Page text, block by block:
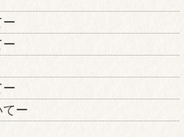
ー
ー
ー
てー